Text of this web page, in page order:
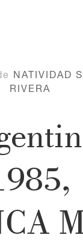
NATIVIDAD
RIVERA